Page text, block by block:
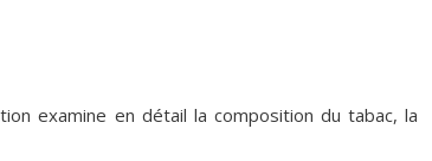
examine en détail la composition du tabac, la